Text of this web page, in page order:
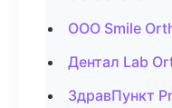
ООО Smile
Дентал Lab
ЗдравПункт